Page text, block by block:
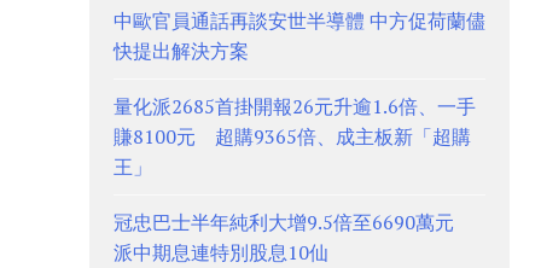
中歐官員通話再談安世半導體 中方促荷蘭儘
快提出解決方案
量化派2685首掛開報26元升逾1.6倍、一手
賺8100元 超購9365倍、成主板新「超購
王」
冠忠巴士半年純利大增9.5倍至6690萬元
派中期息連特別股息10仙